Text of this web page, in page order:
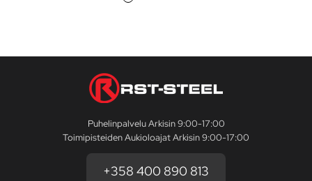
Puhelinpalvelu Arkisin 9:00-17:00
Toimipisteiden Aukioloajat Arkisin 9:00-17:00
+358 400 890 813